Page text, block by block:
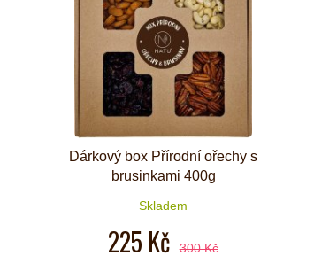
Dárkový box Přírodní ořechy s
brusinkami 400g
Skladem
225 Kč 300 Kč